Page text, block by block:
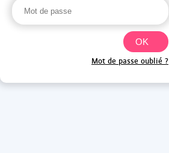
Mot de passe oublié ?